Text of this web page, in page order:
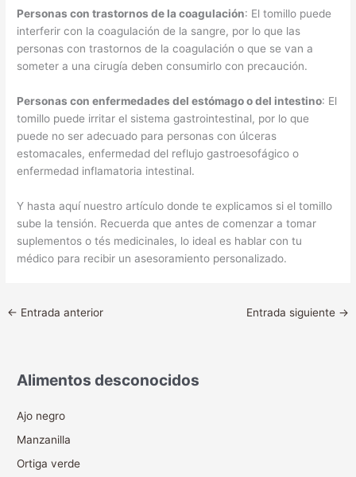
Personas con trastornos de la coagulación: El tomillo puede
interferir con la coagulación de la sangre, por lo que las
personas con trastornos de la coagulación o que se van a
someter a una cirugía deben consumirlo con precaución.
Personas con enfermedades del estómago o del intestino: El
tomillo puede irritar el sistema gastrointestinal, por lo que
puede no ser adecuado para personas con úlceras
estomacales, enfermedad del reflujo gastroesofágico o
enfermedad inflamatoria intestinal.
Y hasta aquí nuestro artículo donde te explicamos si el tomillo
sube la tensión. Recuerda que antes de comenzar a tomar
suplementos o tés medicinales, lo ideal es hablar con tu
médico para recibir un asesoramiento personalizado.
← Entrada anterior Entrada siguiente →
Alimentos desconocidos
Ajo negro
Manzanilla
Ortiga verde